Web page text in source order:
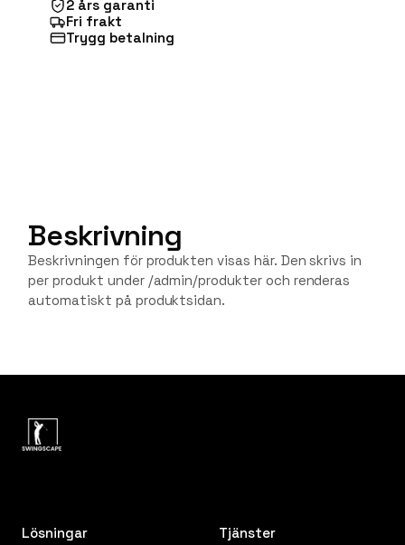
2 års garanti
Fri frakt
Trygg betalning
Beskrivning
Beskrivningen för produkten visas här. Den skrivs in
per produkt under /admin/produkter och renderas
automatiskt på produktsidan.
Lösningar
Tjänster